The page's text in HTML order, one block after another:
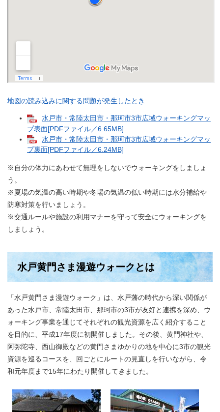
地図の読み込みに関する問題が発生したとき
水戸市・常陸太田市・那珂市3市広域ウォーキングマッ
プ表面[PDFファイル／6.65MB]
水戸市・常陸太田市・那珂市3市広域ウォーキングマッ
プ裏面[PDFファイル／6.24MB]
※自分の体力にあわせて無理をしないでウォーキングをしましょ
う。
※夏場の気温の高い時期や冬場の気温の低い時期には水分補給や
防寒対策を行いましょう。
※交通ルールや施設の利用マナーを守って安全にウォーキングを
しましょう。
水戸黄門さま漫遊ウォークとは
「水戸黄門さま漫遊ウォーク」は、水戸藩の時代から深い関係が
あった水戸市、常陸太田市、那珂市の3市が友好と連携を深め、ウ
ォーキング事業を通じてそれぞれの観光資源を広く紹介すること
を目的に、平成17年度に初開催しました。その後、黄門神社や、
阿弥陀寺、西山御殿などの黄門さまゆかりの地を中心に3市の観光
資源を巡るコースを、回ごとにルートの見直しを行いながら、令
和元年度まで15年にわたり開催してきました。